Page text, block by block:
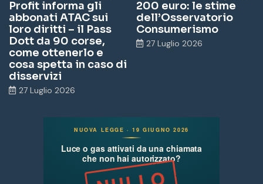
Profit informa gli
abbonati ATAC sui
loro diritti – il Pass
Dott da 90 corse,
come ottenerlo e
cosa spetta in caso di
disservizi
27 Luglio 2026
200 euro: le stime
dell’Osservatorio
Consumerismo
27 Luglio 2026